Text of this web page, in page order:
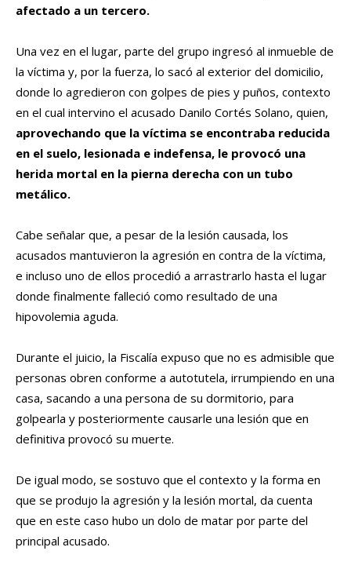
afectado a un tercero.
Una vez en el lugar, parte del grupo ingresó al inmueble de
la víctima y, por la fuerza, lo sacó al exterior del domicilio,
donde lo agredieron con golpes de pies y puños, contexto
en el cual intervino el acusado Danilo Cortés Solano, quien,
aprovechando que la víctima se encontraba reducida
en el suelo, lesionada e indefensa, le provocó una
herida mortal en la pierna derecha con un tubo
metálico.
Cabe señalar que, a pesar de la lesión causada, los
acusados mantuvieron la agresión en contra de la víctima,
e incluso uno de ellos procedió a arrastrarlo hasta el lugar
donde finalmente falleció como resultado de una
hipovolemia aguda.
Durante el juicio, la Fiscalía expuso que no es admisible que
personas obren conforme a autotutela, irrumpiendo en una
casa, sacando a una persona de su dormitorio, para
golpearla y posteriormente causarle una lesión que en
definitiva provocó su muerte.
De igual modo, se sostuvo que el contexto y la forma en
que se produjo la agresión y la lesión mortal, da cuenta
que en este caso hubo un dolo de matar por parte del
principal acusado.